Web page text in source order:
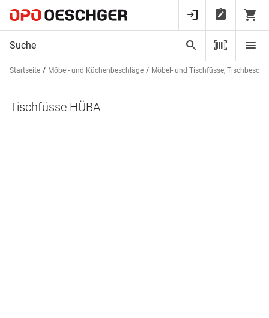
Startseite Möbel- und Küchenbeschläge Möbel- und Tischfüsse,
Tischfüsse HÜBA